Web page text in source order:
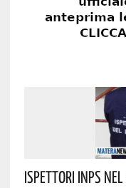
Ispettori INPS